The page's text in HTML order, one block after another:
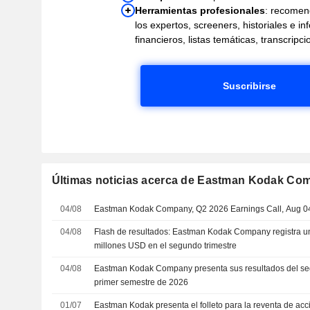
Herramientas profesionales:
los expertos, screeners, historiales e
financieros, listas temáticas,
Suscribirse
Últimas noticias acerca de Eastman Kodak
04/08 Eastman Kodak Company, Q2 2026 Earnings Call, Aug
04/08
Flash de resultados: Eastman Kodak Company registra
millones USD en el segundo trimestre
04/08
Eastman Kodak Company presenta sus resultados del
primer semestre de 2026
01/07 Eastman Kodak presenta el folleto para la reventa de